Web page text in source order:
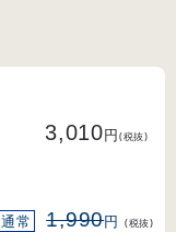
3,010円(税抜)
通常 1,990円 (税抜)